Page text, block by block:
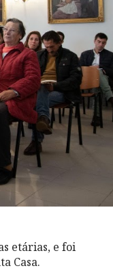
etárias, e foi
Casa.